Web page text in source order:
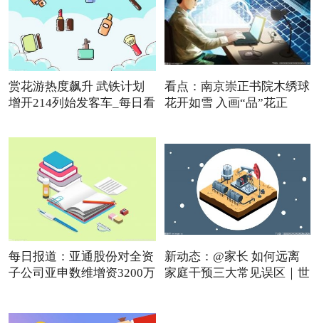
赏花游热度飙升 武铁计划
增开214列始发客车_每日看
看点：南京崇正书院木绣球
花开如雪 入画“品”花正
每日报道：亚通股份对全资
子公司亚申数维增资3200万
新动态：@家长 如何远离
家庭干预三大常见误区｜世